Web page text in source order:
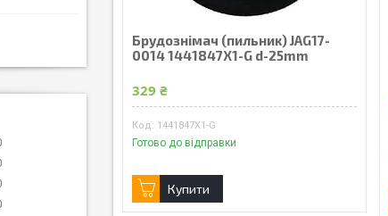
Брудознімач (пильник) JAG17-
0014 1441847X1-G d-25mm
329 ₴
1441847X1-G
Готово до відправки
Купити